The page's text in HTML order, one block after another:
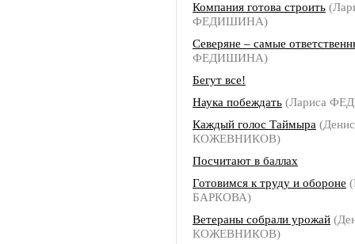
Компания готова строить
ФЕДИШИНА)
Северяне – самые
ФЕДИШИНА)
Бегут все!
Наука побеждать (Лариса
Каждый голос Таймыра (Денис
КОЖЕВНИКОВ)
Посчитают в баллах
Готовимся к труду и обороне
БАРКОВА)
Ветераны собрали урожай
КОЖЕВНИКОВ)